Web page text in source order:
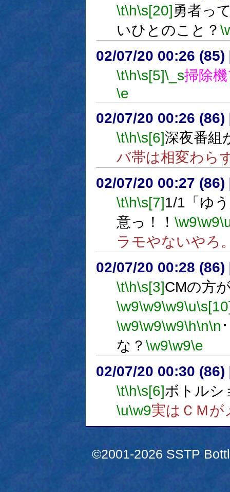
\t\h\s[20]勇者っ
いひとのこと？
02/07/20 00:26 (85)
\t\h\s[5]\_s掃除
\e
02/07/20 00:26 (86)
\t\h\s[6]深夜番組
バ帯は相変わら
02/07/20 00:27 (86)
\t\h\s[7]1/1「ゆ
意っ！！ \w9\w9
ラモやないやろ
02/07/20 00:28 (86)
\t\h\s[3]CMの方
\w9\w9\w9\u
\w9\w9\w9\h\n\n
な？ \w9\w9\e
02/07/20 00:30 (86)
\t\h\s[6]ボトルシ
\u\w9実はＣＭが
©2001-2026 SSTP